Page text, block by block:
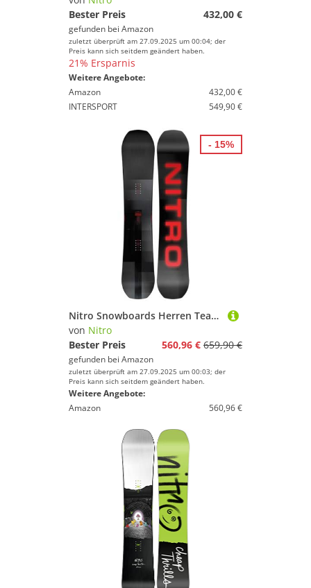
Bester Preis
432,00 €
gefunden bei Amazon
zuletzt überprüft am 27.09.2025 um 00:04; der
Preis kann sich seitdem geändert haben.
21% Ersparnis
Weitere Angebote:
Amazon
432,00 €
INTERSPORT
549,90 €
Nitro Snowboards Herren Team PRO BRD ´24, Freestyleboard, Directional Twin, Trüe Camber, All-Terrain
von Nitro
Bester Preis
560,96 € 659,90 €
gefunden bei Amazon
zuletzt überprüft am 27.09.2025 um 00:03; der
Preis kann sich seitdem geändert haben.
Weitere Angebote:
Amazon
560,96 €
- 15%